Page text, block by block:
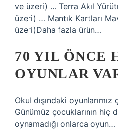
ve üzeri) … Terra Akıl
üzeri) … Mantık Kartları
üzeri)Daha fazla ürün…
70 YIL ÖNCE
OYUNLAR
Okul dışındaki
Günümüz çocuklarının hiç
oynamadığı onlarca